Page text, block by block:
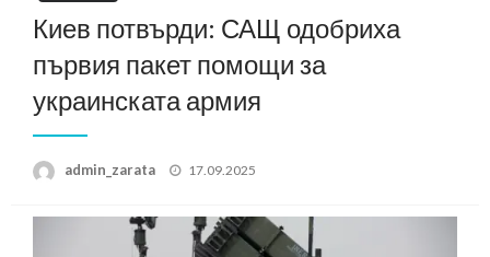
Киев потвърди: САЩ одобриха
първия пакет помощи за
украинската армия
admin_zarata
Posted
17.09.2025